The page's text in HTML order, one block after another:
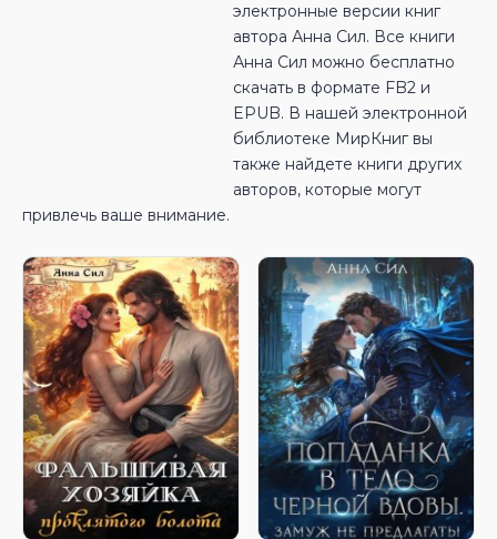
электронные версии книг
автора Анна Сил. Все книги
Анна Сил можно бесплатно
скачать в формате FB2 и
EPUB. В нашей электронной
библиотеке МирКниг вы
также найдете книги других
авторов, которые могут
привлечь ваше внимание.